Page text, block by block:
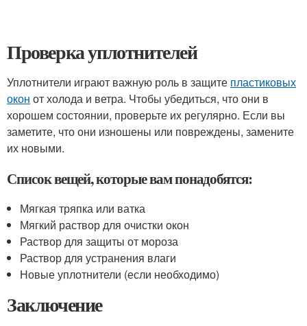
Проверка уплотнителей
Уплотнители играют важную роль в защите пластиковых
окон от холода и ветра. Чтобы убедиться, что они в
хорошем состоянии, проверьте их регулярно. Если вы
заметите, что они изношены или повреждены, замените
их новыми.
Список вещей, которые вам понадобятся:
Мягкая тряпка или ватка
Мягкий раствор для очистки окон
Раствор для защиты от мороза
Раствор для устранения влаги
Новые уплотнители (если необходимо)
Заключение